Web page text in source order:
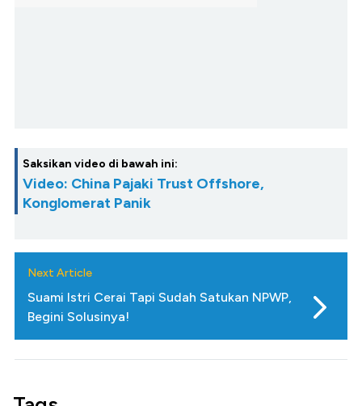
Saksikan video di bawah ini:
Video: China Pajaki Trust Offshore,
Konglomerat Panik
Next Article
Suami Istri Cerai Tapi Sudah Satukan NPWP,
Begini Solusinya!